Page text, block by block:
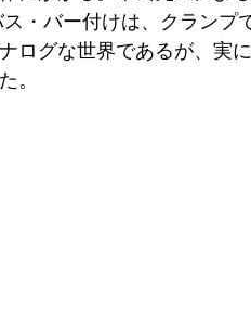
・バー付けは、クラン
ログな世界であるが、実
。